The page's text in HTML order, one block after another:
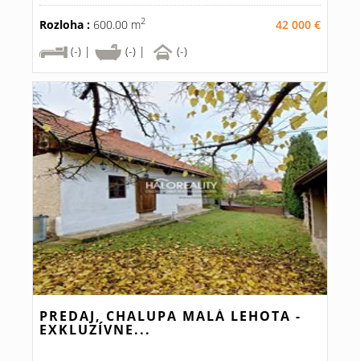
Rozloha : 600.00 m2
42 000 €
(-) |
(-) | (-)
PREDAJ, CHALUPA MALÁ LEHOTA -
EXKLUZÍVNE...